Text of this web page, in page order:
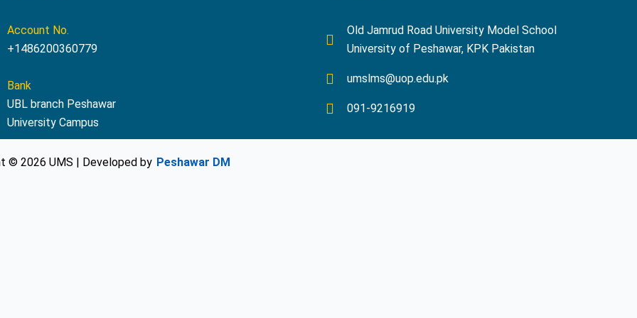
Account No.
+1486200360779
Bank
UBL branch Peshawar
University Campus
Old Jamrud Road University Model School
University of Peshawar, KPK Pakistan
umslms@uop.edu.pk
091-9216919
© 2026 UMS | Developed by Peshawar DM